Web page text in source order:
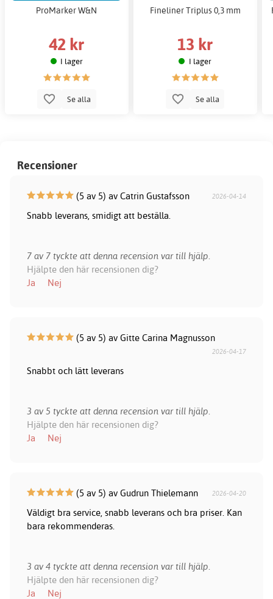
ProMarker W&N
42 kr
I lager
Se alla
Fineliner Triplus 0,3 mm
13 kr
I lager
Se alla
Recensioner
(5 av 5) av Catrin Gustafsson 2026-04-14
Snabb leverans, smidigt att beställa.
7 av 7 tyckte att denna recension var till hjälp.
Hjälpte den här recensionen dig?
Ja
Nej
(5 av 5) av Gitte Carina Magnusson
2026-04-17
Snabbt och lätt leverans
3 av 5 tyckte att denna recension var till hjälp.
Hjälpte den här recensionen dig?
Ja
Nej
(5 av 5) av Gudrun Thielemann 2026-04-20
Väldigt bra service, snabb leverans och bra priser. Kan
bara rekommenderas.
3 av 4 tyckte att denna recension var till hjälp.
Hjälpte den här recensionen dig?
Ja
Nej